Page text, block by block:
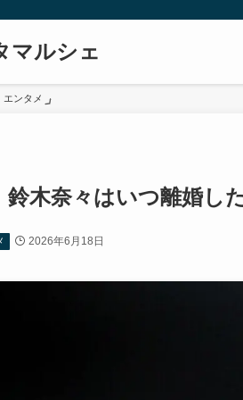
マルシェ
エンタメ
鈴木奈々はいつ離婚し
2026年6月18日